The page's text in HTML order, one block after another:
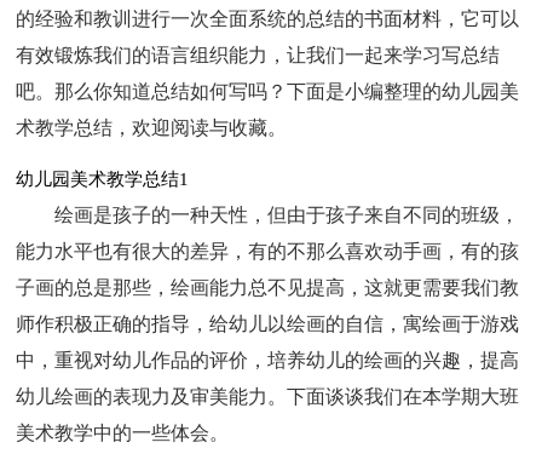
的经验和教训进行一次全面系统的总结的书面材料，它可以
有效锻炼我们的语言组织能力，让我们一起来学习写总结
吧。那么你知道总结如何写吗？下面是小编整理的幼儿园美
术教学总结，欢迎阅读与收藏。
幼儿园美术教学总结1
绘画是孩子的一种天性，但由于孩子来自不同的班级，
能力水平也有很大的差异，有的不那么喜欢动手画，有的孩
子画的总是那些，绘画能力总不见提高，这就更需要我们教
师作积极正确的指导，给幼儿以绘画的自信，寓绘画于游戏
中，重视对幼儿作品的评价，培养幼儿的绘画的兴趣，提高
幼儿绘画的表现力及审美能力。下面谈谈我们在本学期大班
美术教学中的一些体会。